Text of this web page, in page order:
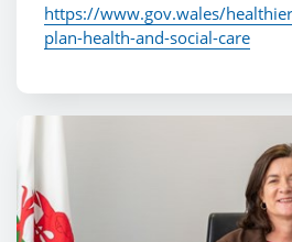
https://www.gov.wales/
plan-health-and-social-care